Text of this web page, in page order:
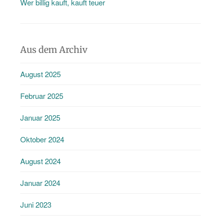
Aus dem Archiv
August 2025
Februar 2025
Januar 2025
Oktober 2024
August 2024
Januar 2024
Juni 2023